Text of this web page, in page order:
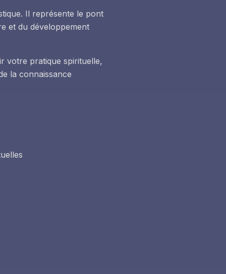
Il représente le pont
et du développement
votre pratique spirituelle,
la connaissance